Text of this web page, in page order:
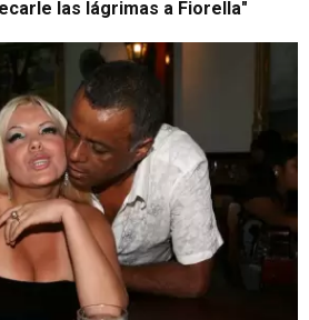
las lágrimas a Fiorella"